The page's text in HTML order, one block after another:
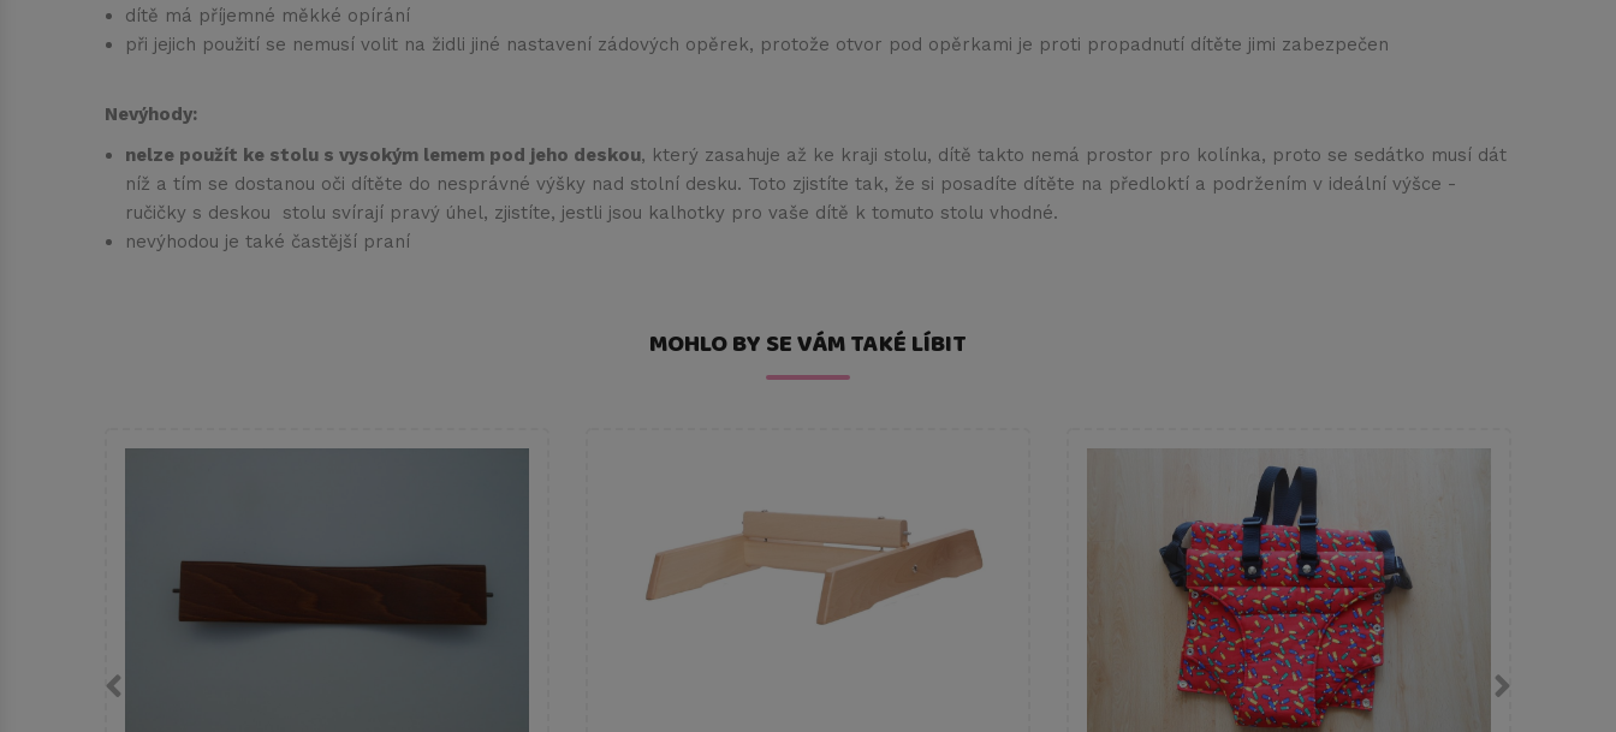
dítě má příjemné měkké opírání
při jejich použití se nemusí volit na židli jiné nastavení zádových opěrek, protože otvor pod opěrkami je proti propadnutí dítěte jimi zabezpečen
Nevýhody:
nelze použít ke stolu s vysokým lemem pod jeho deskou, který zasahuje až ke kraji stolu, dítě takto nemá prostor pro kolínka, proto se sedátko musí dát
níž a tím se dostanou oči dítěte do nesprávné výšky nad stolní desku. Toto zjistíte tak, že si posadíte dítěte na předloktí a podržením v ideální výšce -
ručičky s deskou stolu svírají pravý úhel, zjistíte, jestli jsou kalhotky pro vaše dítě k tomuto stolu vhodné.
nevýhodou je také častější praní
MOHLO BY SE VÁM TAKÉ LÍBIT